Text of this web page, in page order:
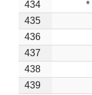
434
*
435
436
437
438
439